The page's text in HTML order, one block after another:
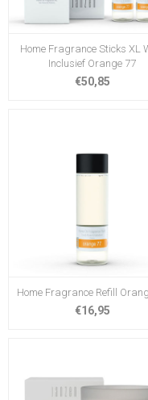
Home Fragrance Sticks XL
Inclusief Orange 77
€50,85
Home Fragrance Refill
€16,95